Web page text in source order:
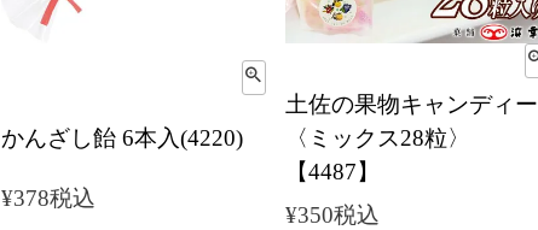
かんざし飴 6本入(4220)
¥378税込
土佐の果物キャンディー
〈ミックス28粒〉
【4487】
¥350税込